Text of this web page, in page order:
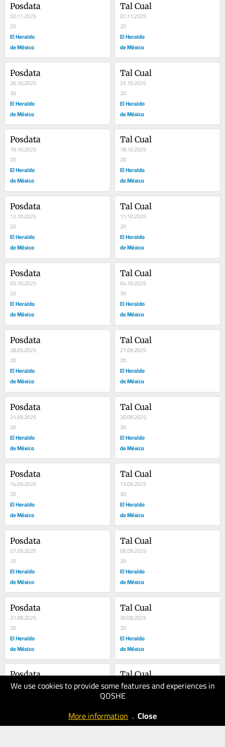
We use cookies to provide some features and experiences in
QOSHE
More information . Close
Posdata
02.11.2025
20
El Heraldo
de México
Tal Cual
01.11.2025
20
El Heraldo
de México
Posdata
26.10.2025
30
El Heraldo
de México
Tal Cual
25.10.2025
20
El Heraldo
de México
Posdata
19.10.2025
20
El Heraldo
de México
Tal Cual
18.10.2025
20
El Heraldo
de México
Posdata
12.10.2025
20
El Heraldo
de México
Tal Cual
11.10.2025
20
El Heraldo
de México
Posdata
05.10.2025
20
El Heraldo
de México
Tal Cual
04.10.2025
30
El Heraldo
de México
Posdata
28.09.2025
20
El Heraldo
de México
Tal Cual
27.09.2025
20
El Heraldo
de México
Posdata
21.09.2025
20
El Heraldo
de México
Tal Cual
20.09.2025
30
El Heraldo
de México
Posdata
14.09.2025
20
El Heraldo
de México
Tal Cual
13.09.2025
30
El Heraldo
de México
Posdata
07.09.2025
20
El Heraldo
de México
Tal Cual
06.09.2025
20
El Heraldo
de México
Posdata
31.08.2025
20
El Heraldo
de México
Tal Cual
30.08.2025
20
El Heraldo
de México
Posdata
24.08.2025
Tal Cual
23.08.2025
20
de México